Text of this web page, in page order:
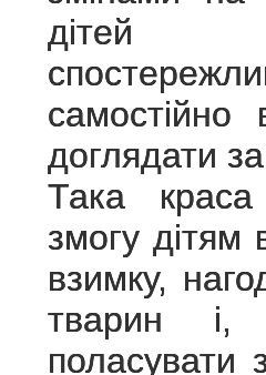
дітей
самостійно
доглядати
Така краса
змогу дітям
взимку,
тварин і,
поласувати